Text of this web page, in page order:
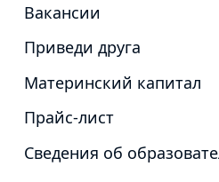
Вакансии
Приведи друга
Материнский капитал
Прайс-лист
Сведения об